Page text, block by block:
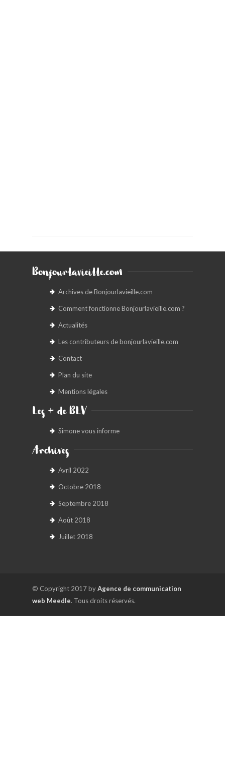
Bonjourlavieille.com
Archives de Bonjourlavieille.com
Comment fonctionne Bonjourlavieille.com ?
Actualités
Les contributeurs de bonjourlavieille.com
Contact
Plan du site
Mentions légales
Les + de BLV
Simone vous informe
Archives
Avril 2022
Octobre 2018
Septembre 2018
Août 2018
Juillet 2018
© Copyright 2017 byAgence de communication
web Meedle. Tous droits réservés.